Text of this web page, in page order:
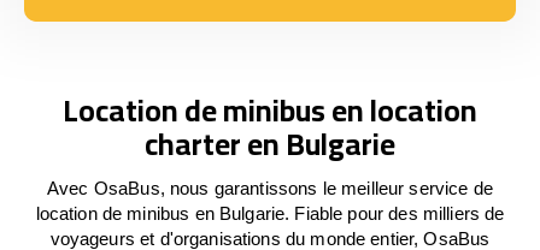
Location de minibus en location
charter en Bulgarie
Avec OsaBus, nous garantissons le meilleur service de
location de minibus en Bulgarie. Fiable pour des milliers de
voyageurs et d'organisations du monde entier, OsaBus